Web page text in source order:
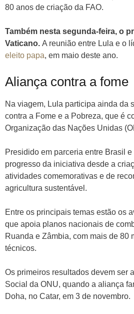
80 anos de criação da FAO.
Também nesta segunda-feira, o
Vaticano. A reunião entre Lula e o
eleito papa, em maio deste ano.
Aliança contra a fome
Na viagem, Lula participa ainda da
contra a Fome e a Pobreza, que é
Organização das Nações Unidas
Presidido em parceria entre Brasil
progresso da iniciativa desde a
atividades comemorativas e de
agricultura sustentável.
Entre os principais temas estão os
que apoia planos nacionais de
Ruanda e Zâmbia, com mais de 80
técnicos.
Os primeiros resultados devem ser
Social da ONU, quando a aliança
Doha, no Catar, em 3 de novembro.